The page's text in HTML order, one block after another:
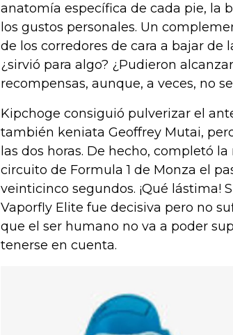
anatomía específica de cada pie, la
los gustos personales. Un
de los corredores de cara a bajar de
¿sirvió para algo? ¿Pudieron
recompensas, aunque, a veces, no
Kipchoge consiguió pulverizar el
también keniata Geoffrey Mutai,
las dos horas. De hecho, completó
circuito de Formula 1 de Monza el
veinticinco segundos. ¡Qué lástima!
Vaporfly Elite fue decisiva pero no
que el ser humano no va a poder
tenerse en cuenta.